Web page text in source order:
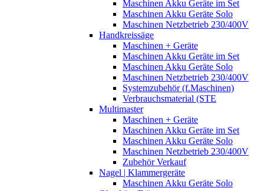
Maschinen Akku Geräte im Set
Maschinen Akku Geräte Solo
Maschinen Netzbetrieb 230/400V
Handkreissäge
Maschinen + Geräte
Maschinen Akku Geräte im Set
Maschinen Akku Geräte Solo
Maschinen Netzbetrieb 230/400V
Systemzubehör (f.Maschinen)
Verbrauchsmaterial (STE
Multimaster
Maschinen + Geräte
Maschinen Akku Geräte im Set
Maschinen Akku Geräte Solo
Maschinen Netzbetrieb 230/400V
Zubehör Verkauf
Nagel | Klammergeräte
Maschinen Akku Geräte Solo